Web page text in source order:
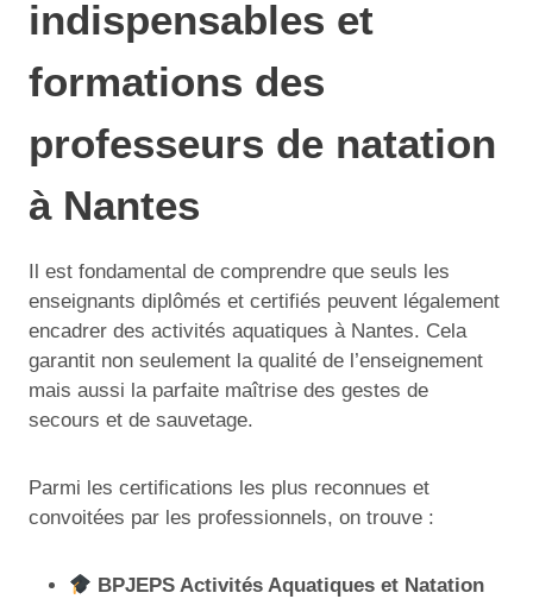
indispensables et
formations des
professeurs de natation
à Nantes
Il est fondamental de comprendre que seuls les
enseignants diplômés et certifiés peuvent légalement
encadrer des activités aquatiques à Nantes. Cela
garantit non seulement la qualité de l’enseignement
mais aussi la parfaite maîtrise des gestes de
secours et de sauvetage.
Parmi les certifications les plus reconnues et
convoitées par les professionnels, on trouve :
BPJEPS Activités Aquatiques et Natation